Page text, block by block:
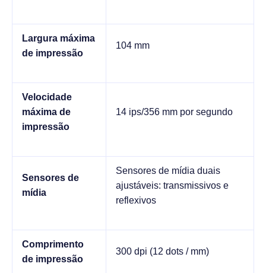
Largura máxima
de impressão
104 mm
Velocidade
máxima de
impressão
14 ips/356 mm por segundo
Sensores de
mídia
Sensores de mídia duais
ajustáveis: transmissivos e
reflexivos
Comprimento
de impressão
300 dpi (12 dots / mm)